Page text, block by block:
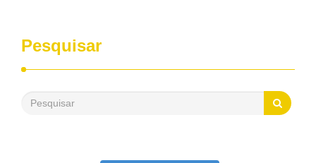
desenvolvimento dos seus municípios e, somente o ano
passado, essa Fundação distribuiu mais de três bilhões de
reais, com suas maravilhosas ações, dentre alas, mais de
saneamento básico, em pequenas comunidades rurais.
Patriota disse ainda que, mesmo sem mandato,
Pesquisar